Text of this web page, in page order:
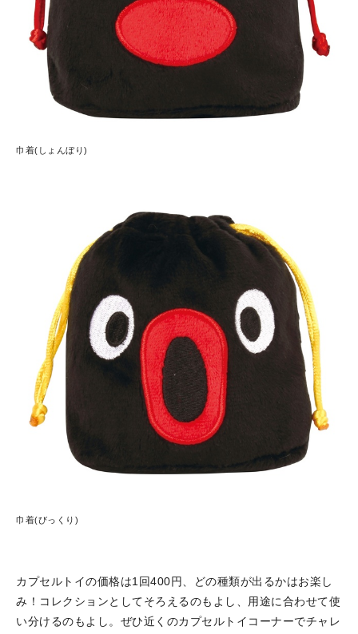
巾着(しょんぼり)
巾着(びっくり)
カプセルトイの価格は1回400円、どの種類が出るかはお楽し
み！コレクションとしてそろえるのもよし、用途に合わせて使
い分けるのもよし。ぜひ近くのカプセルトイコーナーでチャレ